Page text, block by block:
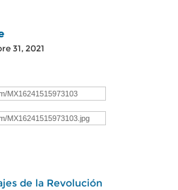
31, 2021
de la Revolución